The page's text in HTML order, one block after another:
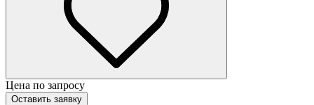
Цена по запросу
Оставить заявку